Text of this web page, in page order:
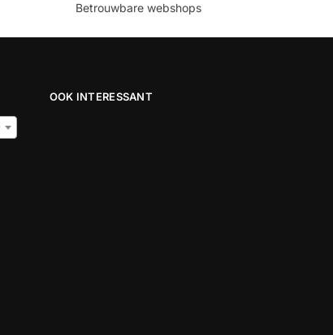
Betrouwbare webshops
OOK INTERESSANT